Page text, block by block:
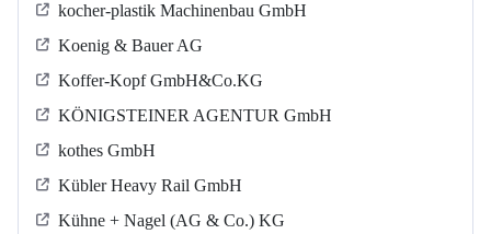
kocher-plastik Machinenbau GmbH
Koenig & Bauer AG
Koffer-Kopf GmbH&Co.KG
KÖNIGSTEINER AGENTUR GmbH
kothes GmbH
Kübler Heavy Rail GmbH
Kühne + Nagel (AG & Co.) KG